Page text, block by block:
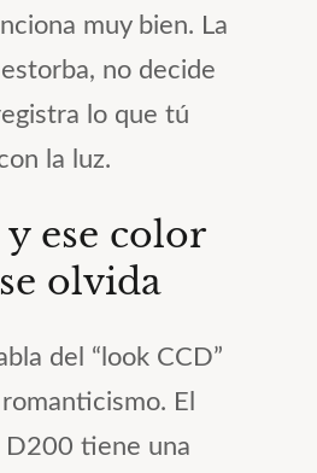
muy bien. La
no decide
lo que tú
la luz.
ese color
olvida
del “look CCD”
El
D200 tiene una